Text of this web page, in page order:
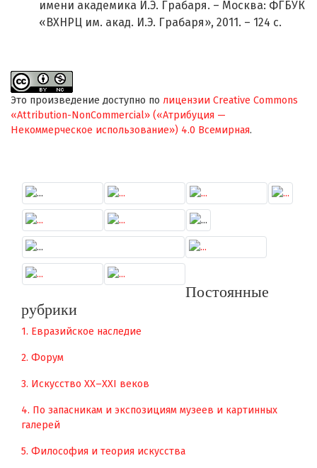
Это произведение доступно по лицензии Creative Commons
«Attribution-NonCommercial» («Атрибуция —
Некоммерческое использование») 4.0 Всемирная.
Постоянные
рубрики
1. Евразийское наследие
2. Форум
3. Искусство XX–XXI веков
4. По запасникам и экспозициям музеев и картинных
галерей
5. Философия и теория искусства
имени академика И.Э. Грабаря. – Москва: ФГБУК
«ВХНРЦ им. акад. И.Э. Грабаря», 2011. – 124 с.